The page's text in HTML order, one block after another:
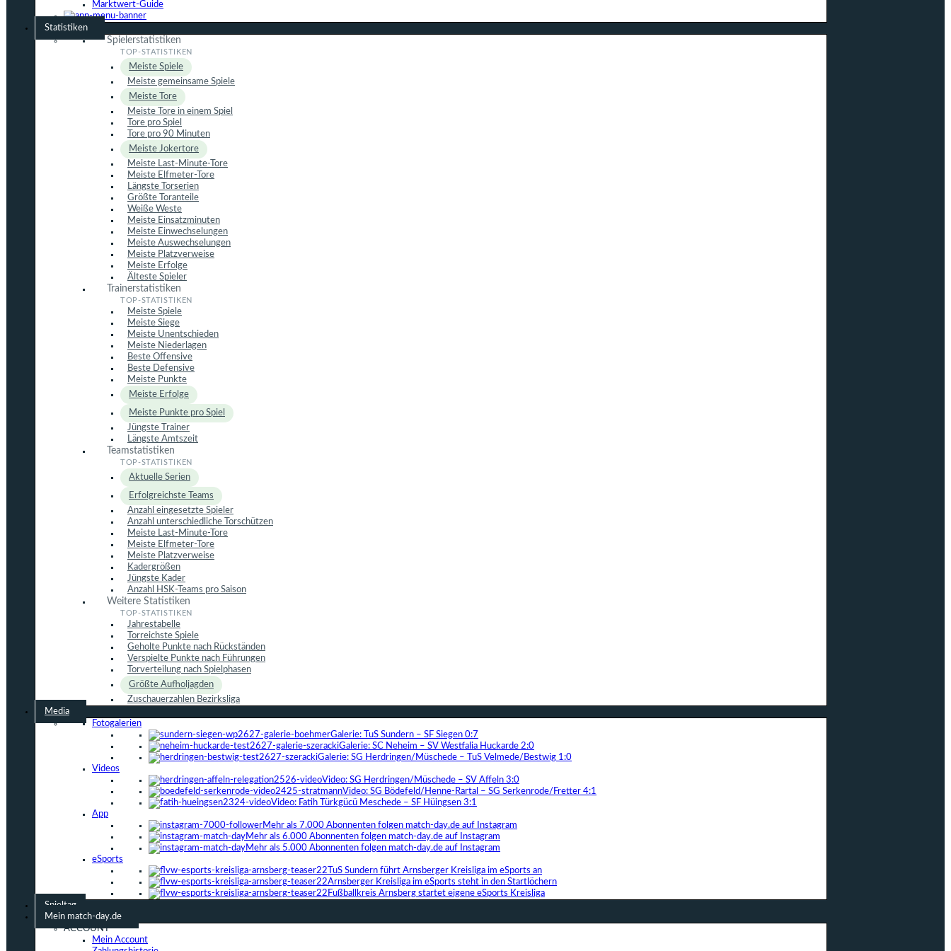
Marktwert-Guide
Statistiken
Spielerstatistiken
Meiste Spiele
Meiste gemeinsame Spiele
Meiste Tore
Meiste Tore in einem Spiel
Tore pro Spiel
Tore pro 90 Minuten
Meiste Jokertore
Meiste Last-Minute-Tore
Meiste Elfmeter-Tore
Längste Torserien
Größte Toranteile
Weiße Weste
Meiste Einsatzminuten
Meiste Einwechselungen
Meiste Auswechselungen
Meiste Platzverweise
Meiste Erfolge
Älteste Spieler
Trainerstatistiken
Meiste Spiele
Meiste Siege
Meiste Unentschieden
Meiste Niederlagen
Beste Offensive
Beste Defensive
Meiste Punkte
Meiste Erfolge
Meiste Punkte pro Spiel
Jüngste Trainer
Längste Amtszeit
Teamstatistiken
Aktuelle Serien
Erfolgreichste Teams
Anzahl eingesetzte Spieler
Anzahl unterschiedliche Torschützen
Meiste Last-Minute-Tore
Meiste Elfmeter-Tore
Meiste Platzverweise
Kadergrößen
Jüngste Kader
Anzahl HSK-Teams pro Saison
Weitere Statistiken
Jahrestabelle
Torreichste Spiele
Geholte Punkte nach Rückständen
Verspielte Punkte nach Führungen
Torverteilung nach Spielphasen
Größte Aufholjagden
Zuschauerzahlen Bezirksliga
Media
Fotogalerien
Galerie: TuS Sundern – SF Siegen 0:7
Galerie: SC Neheim – SV Westfalia Huckarde 2:0
Galerie: SG Herdringen/Müschede – TuS Velmede/Bestwig 1:0
Videos
Video: SG Herdringen/Müschede – SV Affeln 3:0
Video: SG Bödefeld/Henne-Rartal – SG Serkenrode/Fretter 4:1
Video: Fatih Türkgücü Meschede – SF Hüingsen 3:1
App
Mehr als 7.000 Abonnenten folgen match-day.de auf Instagram
Mehr als 6.000 Abonnenten folgen match-day.de auf Instagram
Mehr als 5.000 Abonnenten folgen match-day.de auf Instagram
eSports
TuS Sundern führt Arnsberger Kreisliga im eSports an
Arnsberger Kreisliga im eSports steht in den Startlöchern
Fußballkreis Arnsberg startet eigene eSports Kreisliga
Spieltag
Mein match-day.de
ACCOUNT
Mein Account